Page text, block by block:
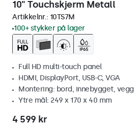
10" Touchskjerm Metall
Artikkelnr.: 10TS7M
100+ stykker på lager
Full HD multi-touch panel
HDMI, DisplayPort, USB-C, VGA
Montering: bord, innebygget, vegg
Ytre mål: 249 x 170 x 40 mm
4 599 kr